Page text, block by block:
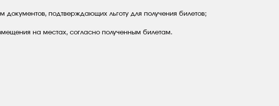
подтверждающих льготу для получения билетов;
на местах, согласно полученным билетам.